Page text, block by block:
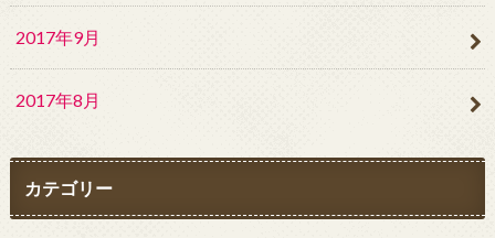
2017年9月
2017年8月
カテゴリー